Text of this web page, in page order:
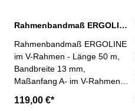
Genauigkeitsklasse II- Teilung
ähnlich
Rahmenbandmaß ERGOLINE Länge 50 m
Rahmenbandmaß ERGOLINE
im V-Rahmen - Länge 50 m,
Bandbreite 13 mm,
Maßanfang A- im V-Rahmen
kugelgelagert- ergonomische
119,00 €*